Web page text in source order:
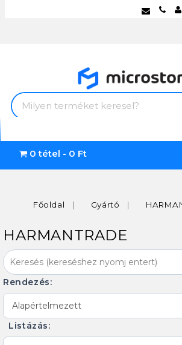
0 tétel - 0 Ft
Főoldal Gyártó
HARMANTRADE
Rendezés:
Listázás: